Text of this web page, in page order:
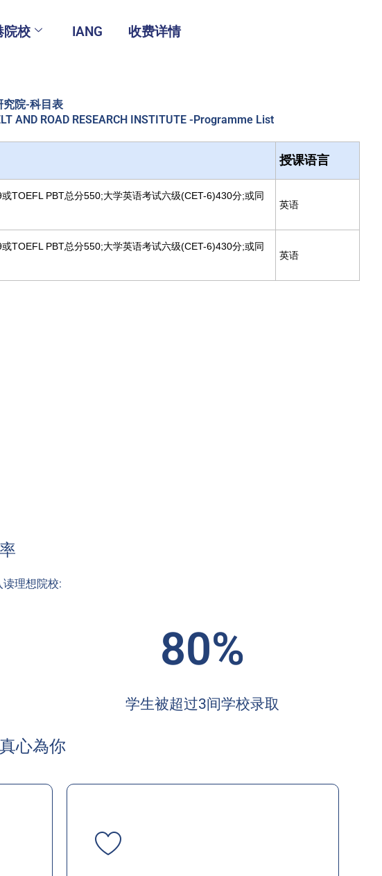
院校 IANG 收费详情
院-科目表
AND ROAD RESEARCH INSTITUTE -Programme List
授课语言
TOEFL PBT总分550;大学英语考试六级(CET-6)430分;或同
英语
TOEFL PBT总分550;大学英语考试六级(CET-6)430分;或同
英语
理想院校:
80%
学生被超过3间学校录取
心為你